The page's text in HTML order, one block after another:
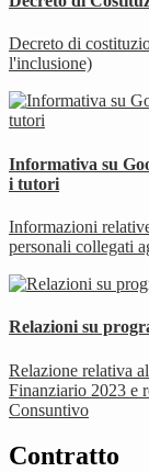
Decreto di
l'inclusione)
Informativa su
i tutori
Informazioni
personali collegati
Relazioni su
Relazione relativa
Finanziario 2023 e
Consuntivo
Contratto